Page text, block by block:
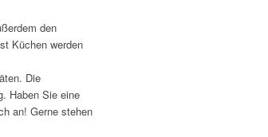
den
Küchen werden
Die
Haben Sie eine
an! Gerne stehen